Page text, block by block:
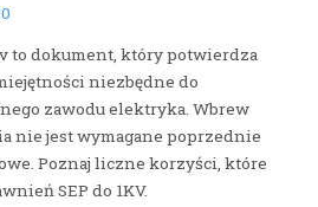
to dokument, który potwierdza
niezbędne do
zawodu elektryka. Wbrew
nie jest wymagane poprzednie
Poznaj liczne korzyści, które
SEP do 1KV.